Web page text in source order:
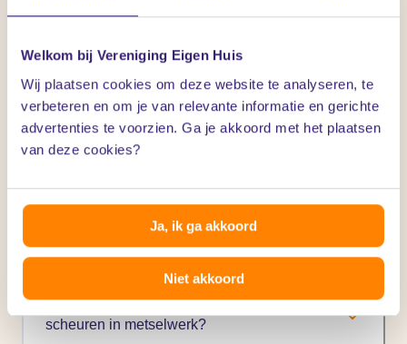
Welkom bij Vereniging Eigen Huis
Wij plaatsen cookies om deze website te analyseren, te
verbeteren en om je van relevante informatie en gerichte
advertenties te voorzien. Ga je akkoord met het plaatsen
van deze cookies?
Ja, ik ga akkoord
Niet akkoord
metselwerk van je gevels.
huis laten controleren?
scheuren in metselwerk?